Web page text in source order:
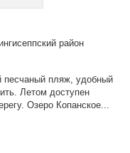
район
песчаный пляж, удобный
Летом доступен
Озеро Копанское...